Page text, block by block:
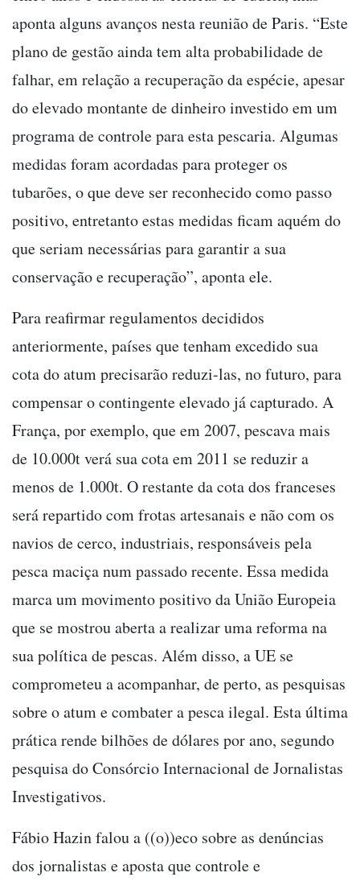
aponta alguns avanços nesta reunião de Paris. “Este
plano de gestão ainda tem alta probabilidade de
falhar, em relação a recuperação da espécie, apesar
do elevado montante de dinheiro investido em um
programa de controle para esta pescaria. Algumas
medidas foram acordadas para proteger os
tubarões, o que deve ser reconhecido como passo
positivo, entretanto estas medidas ficam aquém do
que seriam necessárias para garantir a sua
conservação e recuperação”, aponta ele.
Para reafirmar regulamentos decididos
anteriormente, países que tenham excedido sua
cota do atum precisarão reduzi-las, no futuro, para
compensar o contingente elevado já capturado. A
França, por exemplo, que em 2007, pescava mais
de 10.000t verá sua cota em 2011 se reduzir a
menos de 1.000t. O restante da cota dos franceses
será repartido com frotas artesanais e não com os
navios de cerco, industriais, responsáveis pela
pesca maciça num passado recente. Essa medida
marca um movimento positivo da União Europeia
que se mostrou aberta a realizar uma reforma na
sua política de pescas. Além disso, a UE se
comprometeu a acompanhar, de perto, as pesquisas
sobre o atum e combater a pesca ilegal. Esta última
prática rende bilhões de dólares por ano, segundo
pesquisa do Consórcio Internacional de Jornalistas
Investigativos.
Fábio Hazin falou a ((o))eco sobre as denúncias
dos jornalistas e aposta que controle e